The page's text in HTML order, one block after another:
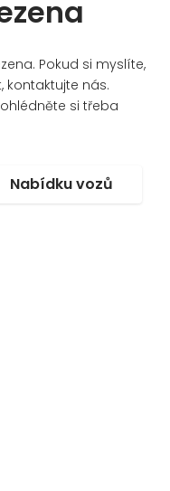
Pokud si myslíte,
kontaktujte nás.
si třeba
Nabídku vozů